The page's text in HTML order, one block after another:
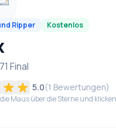
Ripper Kostenlos
Final
5.0(1 Bewertungen)
die Maus über die Sterne und